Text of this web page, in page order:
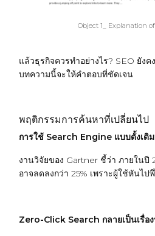
Object 1_ Explanation
แล้วธุรกิจควรทำอย่างไร? SEO ยัง
บทความนี้จะให้คำตอบที่ชัดเจน
พฤติกรรมการค้นหาที่เปลี่ยนไป
การใช้ Search Engine แบบดั้งเดิ
งานวิจัยของ Gartner ชี้ว่า ภายในปี
อาจลดลงกว่า 25% เพราะผู้ใช้หันไ
Zero-Click Search กลายเป็นเรื่อ